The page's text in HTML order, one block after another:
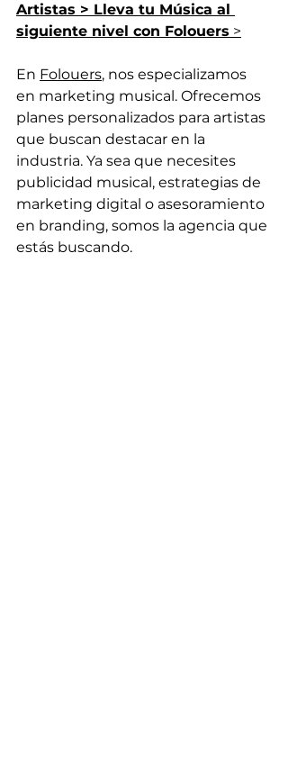
Artistas > Lleva tu Música al
siguiente nivel con Folouers >
En Folouers, nos especializamos
en marketing musical. Ofrecemos
planes personalizados para artistas
que buscan destacar en la
industria. Ya sea que necesites
publicidad musical, estrategias de
marketing digital o asesoramiento
en branding, somos la agencia que
estás buscando.